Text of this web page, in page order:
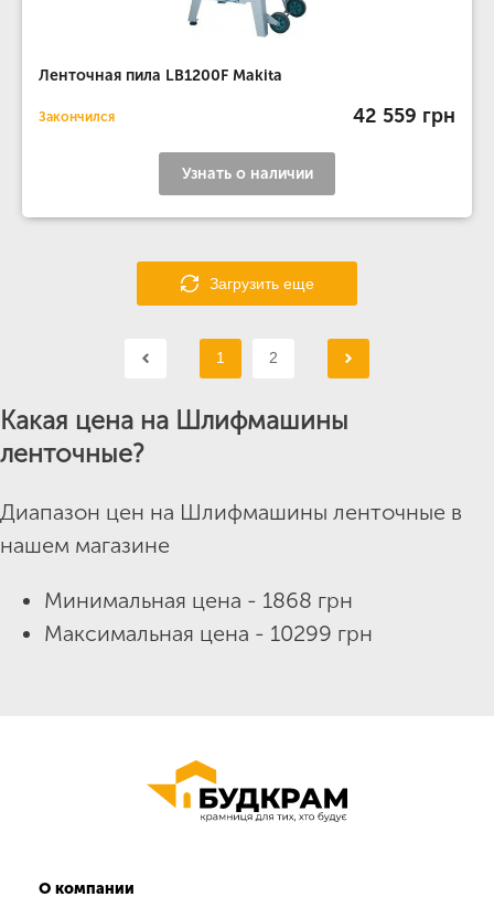
Ленточная пила LB1200F Makita
Закончился 42 559 грн
Узнать о наличии
Загрузить еще
1 2
Какая цена на Шлифмашины
ленточные?
Диапазон цен на Шлифмашины ленточные в
нашем магазине
Минимальная цена - 1868 грн
Максимальная цена - 10299 грн
О компании